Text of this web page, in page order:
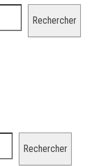
Rechercher
Rechercher